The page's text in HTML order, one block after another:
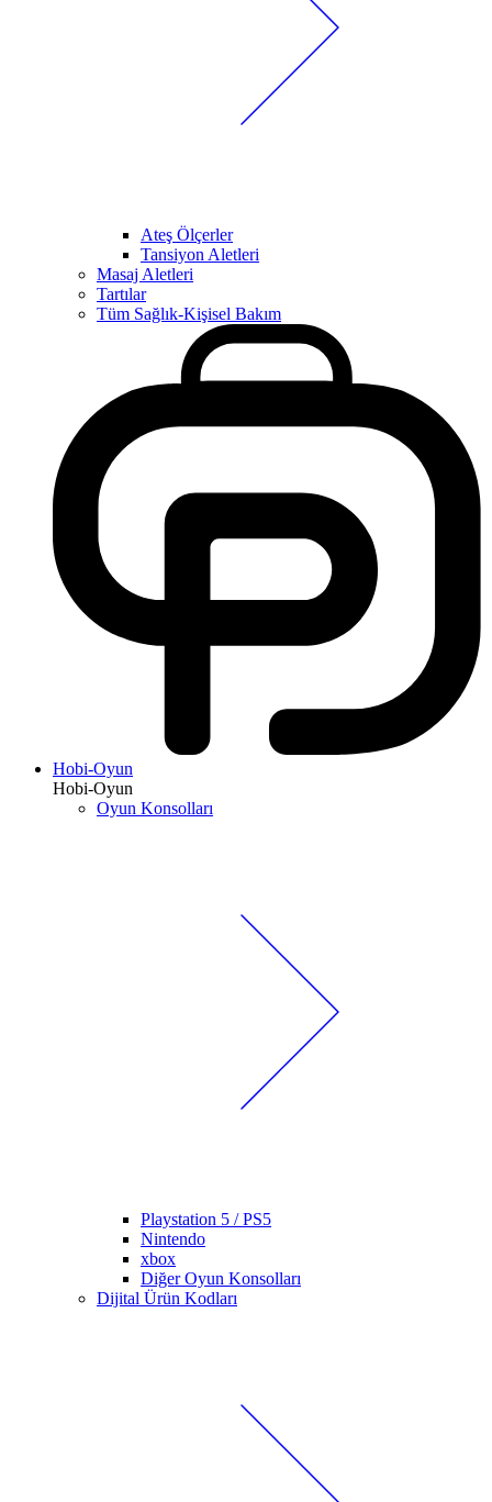
Ateş Ölçerler
Tansiyon Aletleri
Masaj Aletleri
Tartılar
Tüm Sağlık-Kişisel Bakım
Hobi-Oyun
Hobi-Oyun
Oyun Konsolları
Playstation 5 / PS5
Nintendo
xbox
Diğer Oyun Konsolları
Dijital Ürün Kodları